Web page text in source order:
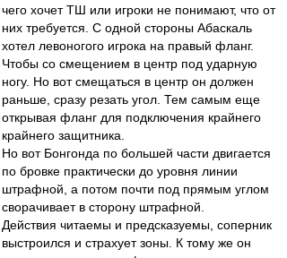
чего хочет ТШ или игроки не понимают, что от
них требуется. С одной стороны Абаскаль
хотел левоногого игрока на правый фланг.
Чтобы со смещением в центр под ударную
ногу. Но вот смещаться в центр он должен
раньше, сразу резать угол. Тем самым еще
открывая фланг для подключения крайнего
крайнего защитника.
Но вот Бонгонда по большей части двигается
по бровке практически до уровня линии
штрафной, а потом почти под прямым углом
сворачивает в сторону штрафной.
Действия читаемы и предсказуемы, соперник
выстроился и страхует зоны. К тому же он